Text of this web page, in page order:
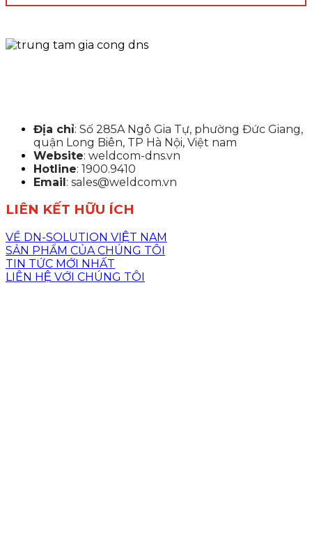
Địa chỉ: Số 285A Ngô Gia Tự, phường Đức Giang,
quận Long Biên, TP Hà Nội, Việt nam
Website: weldcom-dns.vn
Hotline: 1900.9410
Email: sales@weldcom.vn
LIÊN KẾT HỮU ÍCH
VỀ DN-SOLUTION VIỆT NAM
SẢN PHẨM CỦA CHÚNG TÔI
TIN TỨC MỚI NHẤT
LIÊN HỆ VỚI CHÚNG TÔI